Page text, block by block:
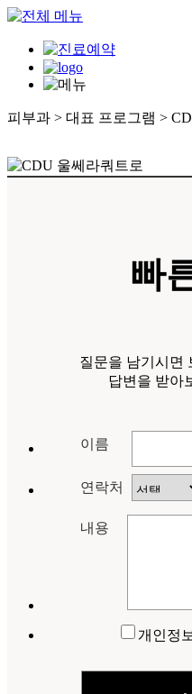
피부과 > 대표 프로그램 >
- CDU 울쎄라플러스
- 흉터/모공/재생
- 보톡스
- 비만관리
- 라인관리
- 제모레이저
빠
질문을 남기시면
답변을 받아
이름
연락처
내용
개인정